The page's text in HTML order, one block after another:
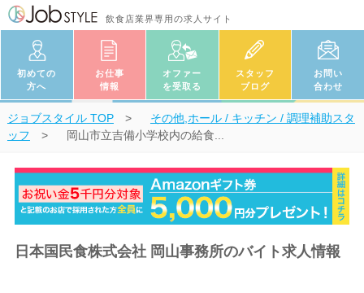
飲食店業界専用の求人サイト
初めての
方へ
お仕事
情報
オファー
を受取る
スタッフ
ブログ
お問い
合わせ
ジョブスタイルTOP
その他,ホール / キッチン / 調理補助スタ
ッフ
岡山市立吉備小学校内の給食...
日本国民食株式会社 岡山事務所のバイト求人情報